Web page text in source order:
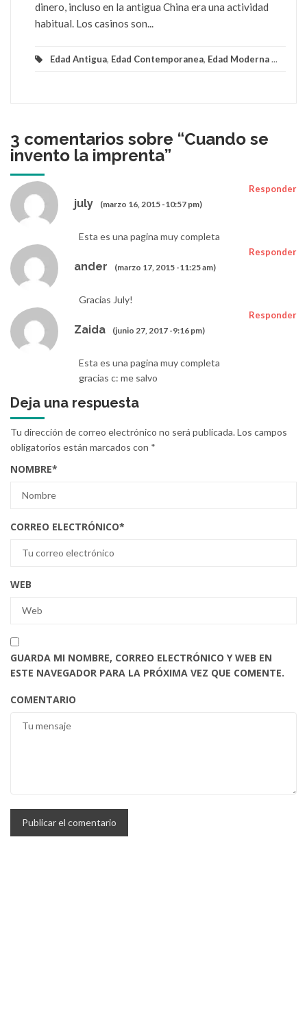
dinero, incluso en la antigua China era una actividad
habitual. Los casinos son...
Edad Antigua, Edad Contemporanea, Edad Moderna...
3 comentarios sobre “Cuando se
invento la imprenta”
july (marzo 16, 2015 -10:57 pm)
Responder
Esta es una pagina muy completa
ander (marzo 17, 2015 -11:25 am)
Responder
Gracias July!
Zaida (junio 27, 2017 -9:16 pm)
Responder
Esta es una pagina muy completa
gracias c: me salvo
Deja una respuesta
Tu dirección de correo electrónico no será publicada.Los campos
obligatorios están marcados con *
NOMBRE*
CORREO ELECTRÓNICO*
WEB
GUARDA MI NOMBRE, CORREO ELECTRÓNICO Y WEB EN
ESTE NAVEGADOR PARA LA PRÓXIMA VEZ QUE COMENTE.
COMENTARIO